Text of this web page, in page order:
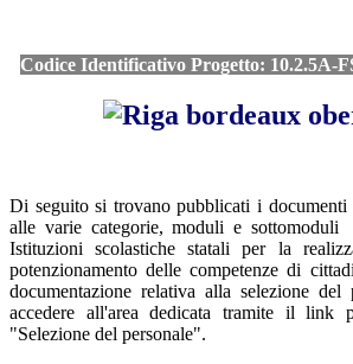
Codice Identificativo Progetto: 10.2.5A-
Di seguito si trovano pubblicati i documenti
alle varie categorie, moduli e
Istituzioni scolastiche statali per la
potenzionamento delle competenze di
documentazione relativa alla selezione
accedere all'area dedicata tramite il link
"Selezione del personale".